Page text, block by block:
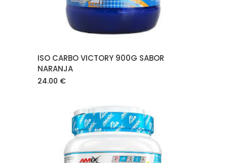
ISO CARBO VICTORY 900G SABOR
NARANJA
24.00 €